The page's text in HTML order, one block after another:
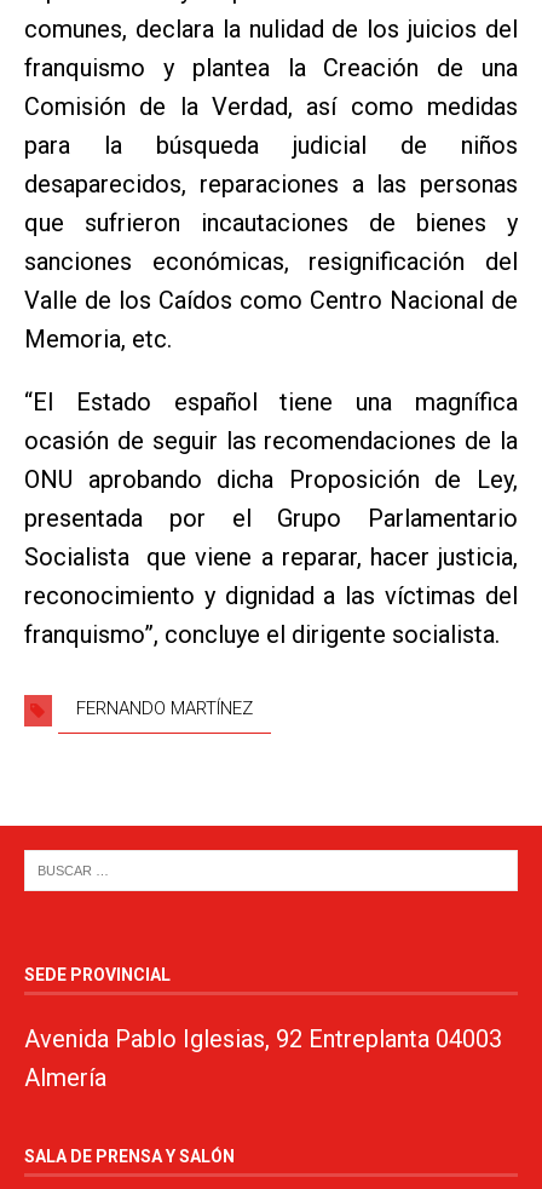
comunes, declara la nulidad de los juicios del
franquismo y plantea la Creación de una
Comisión de la Verdad, así como medidas
para la búsqueda judicial de niños
desaparecidos, reparaciones a las personas
que sufrieron incautaciones de bienes y
sanciones económicas, resignificación del
Valle de los Caídos como Centro Nacional de
Memoria, etc.
“El Estado español tiene una magnífica
ocasión de seguir las recomendaciones de la
ONU aprobando dicha Proposición de Ley,
presentada por el Grupo Parlamentario
Socialista que viene a reparar, hacer justicia,
reconocimiento y dignidad a las víctimas del
franquismo”, concluye el dirigente socialista.
FERNANDO MARTÍNEZ
SEDE PROVINCIAL
Avenida Pablo Iglesias, 92 Entreplanta 04003
Almería
SALA DE PRENSA Y SALÓN